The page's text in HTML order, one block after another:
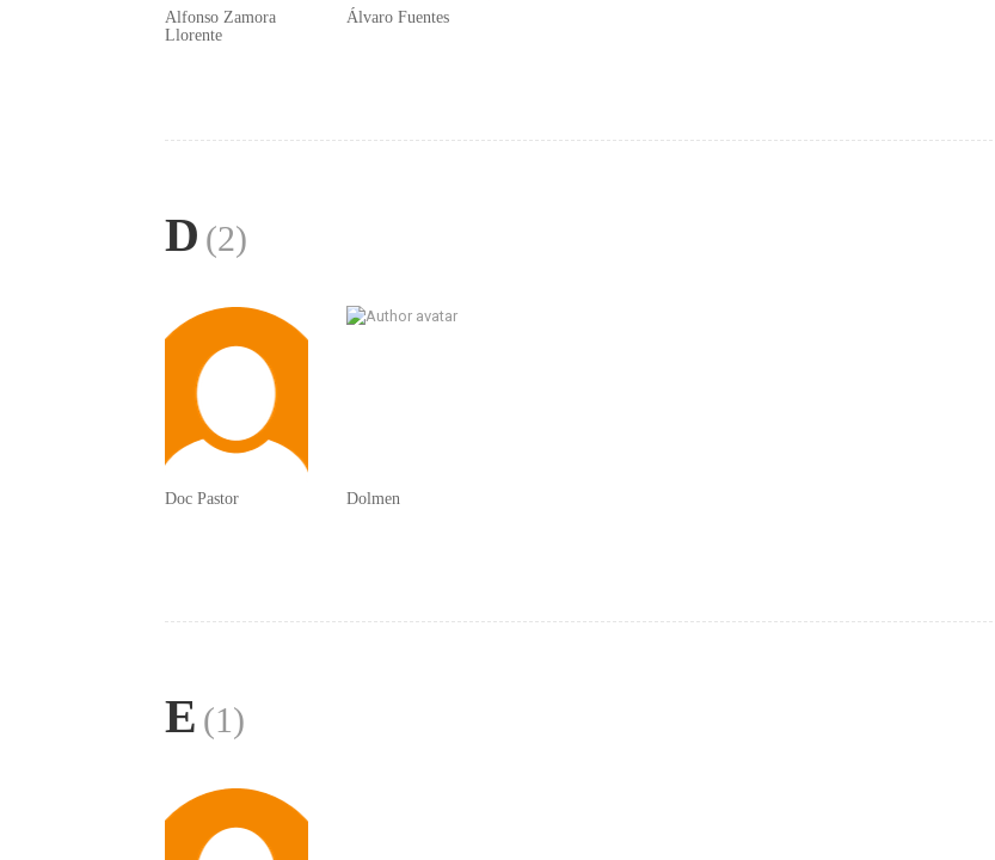
Alfonso Zamora
Llorente
Álvaro Fuentes
D (2)
Doc Pastor Dolmen
E (1)